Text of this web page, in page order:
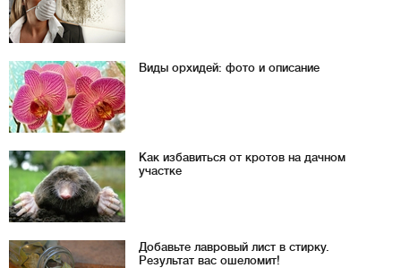
Виды орхидей: фото и описание
Как избавиться от кротов на дачном
участке
Добавьте лавровый лист в стирку.
Результат вас ошеломит!